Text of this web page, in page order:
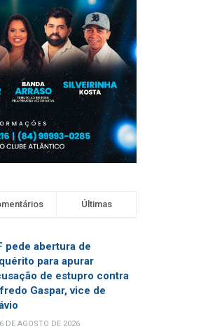
Últimas
pede abertura de
para apurar
de estupro contra
Gaspar, vice de
6 DE AGOSTO DE 2026